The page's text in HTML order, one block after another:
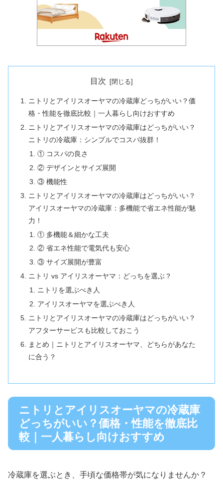
目次
ニトリとアイリスオーヤマの冷蔵庫どっちがいい？価
格・性能を徹底比較｜一人暮らし向けおすすめ
ニトリとアイリスオーヤマの冷蔵庫はどっちがいい？
ニトリの冷蔵庫：シンプルでコスパ抜群！
① コスパの良さ
② デザインとサイズ展開
③ 機能性
ニトリとアイリスオーヤマの冷蔵庫はどっちがいい？
アイリスオーヤマの冷蔵庫：多機能で省エネ性能が魅
力！
① 多機能＆細かな工夫
② 省エネ性能で電気代も安心
③ サイズ展開が豊富
ニトリ vs アイリスオーヤマ：どっちを選ぶ？
ニトリを選ぶべき人
アイリスオーヤマを選ぶべき人
ニトリとアイリスオーヤマの冷蔵庫はどっちがいい？
アフターサービスも比較しておこう
まとめ｜ニトリとアイリスオーヤマ、どちらがあなた
に合う？
ニトリとアイリスオーヤマの冷蔵庫
どっちがいい？価格・性能を徹底比
較｜一人暮らし向けおすすめ
冷蔵庫を選ぶとき、手頃な価格帯が気になりませんか？